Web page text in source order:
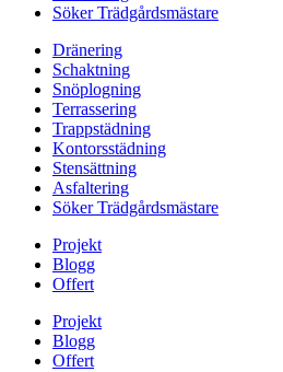
Söker Trädgårdsmästare
Dränering
Schaktning
Snöplogning
Terrassering
Trappstädning
Kontorsstädning
Stensättning
Asfaltering
Söker Trädgårdsmästare
Projekt
Blogg
Offert
Projekt
Blogg
Offert